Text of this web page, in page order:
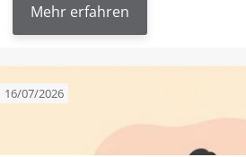
Mehr erfahren
16/07/2026